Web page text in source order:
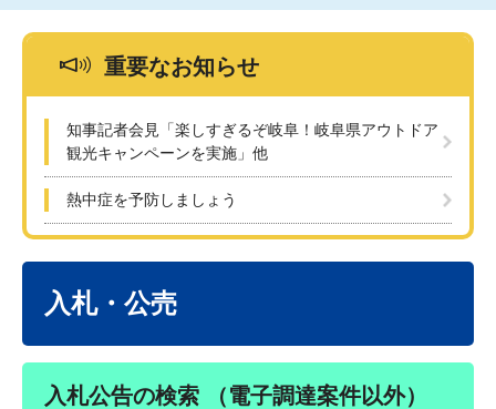
重要なお知らせ
知事記者会見「楽しすぎるぞ岐阜！岐阜県アウトドア
観光キャンペーンを実施」他
熱中症を予防しましょう
入札・公売
入札公告の検索 （電子調達案件以外）